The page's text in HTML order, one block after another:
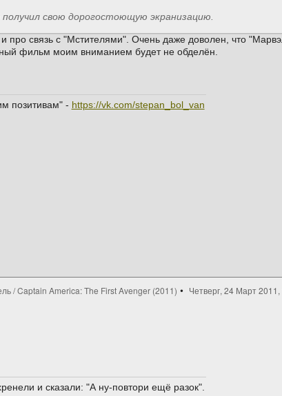
свою дорогостоющую экранизацию.
связь с "Мстителями". Очень даже доволен, что
фильм моим вниманием будет не обделён.
позитивам" - https://vk.com/stepan_bol_van
/ Captain America: The First Avenger (2011) Четверг, 24 Март
и сказали: "А ну-повтори ещё разок".